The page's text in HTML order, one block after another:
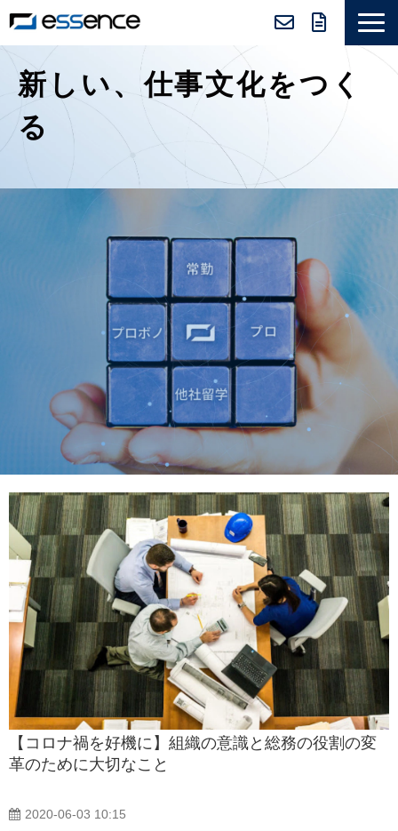
ニュース＆トピックス
会社紹介
導入事例
新しい、仕事文化をつく
る
【コロナ禍を好機に】組織の意識と総務の役割の変
革のために大切なこと
2020-06-03 10:15